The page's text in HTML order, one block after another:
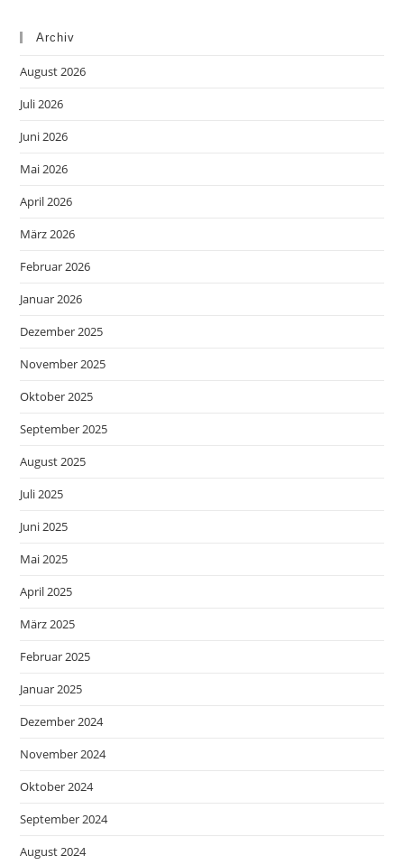
Archiv
August 2026
Juli 2026
Juni 2026
Mai 2026
April 2026
März 2026
Februar 2026
Januar 2026
Dezember 2025
November 2025
Oktober 2025
September 2025
August 2025
Juli 2025
Juni 2025
Mai 2025
April 2025
März 2025
Februar 2025
Januar 2025
Dezember 2024
November 2024
Oktober 2024
September 2024
August 2024